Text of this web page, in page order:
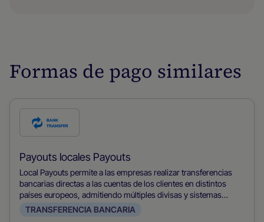
Formas de pago similares
Marca
esta
forma
de
pago
Payouts locales Payouts
Local Payouts permite a las empresas realizar transferencias
bancarias directas a las cuentas de los clientes en distintos
países europeos, admitiendo múltiples divisas y sistemas
bancarios locales.
TRANSFERENCIA BANCARIA